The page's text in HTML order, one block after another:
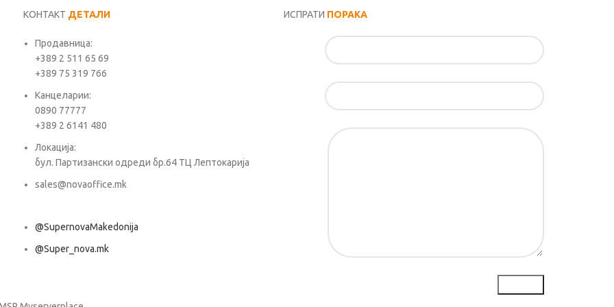
КОНТАКТ ДЕТАЛИ
Продавница:
+389 2 511 65 69
+389 75 319 766
Канцеларии:
0890 77777
+389 2 6141 480
Локација:
бул. Партизански одреди бр.64 ТЦ Лептокарија
sales@novaoffice.mk
@SupernovaMakedonija
@Super_nova.mk
ИСПРАТИ ПОРАКА